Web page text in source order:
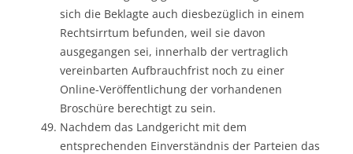
sich die Beklagte auch diesbezüglich in einem
Rechtsirrtum befunden, weil sie davon
ausgegangen sei, innerhalb der vertraglich
vereinbarten Aufbrauchfrist noch zu einer
Online-Veröffentlichung der vorhandenen
Broschüre berechtigt zu sein.
Nachdem das Landgericht mit dem
entsprechenden Einverständnis der Parteien das